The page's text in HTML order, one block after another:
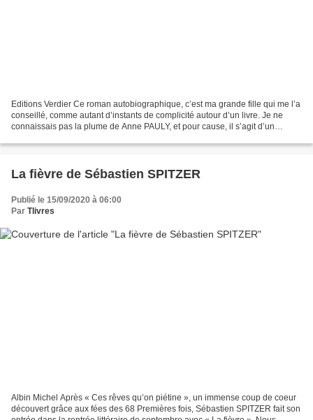
Editions Verdier Ce roman autobiographique, c’est ma grande fille qui me l’a
conseillé, comme autant d’instants de complicité autour d’un livre. Je ne
connaissais pas la plume de Anne PAULY, et pour cause, il s’agit d’un
La fièvre de Sébastien SPITZER
Publié le 15/09/2020 à 06:00
Par Tlivres
Albin Michel Après « Ces rêves qu’on piétine », un immense coup de coeur
découvert grâce aux fées des 68 Premières fois, Sébastien SPITZER fait son